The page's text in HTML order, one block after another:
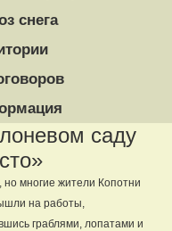
снега
саду
но многие жители Копотни
на работы,
граблями, лопатами и